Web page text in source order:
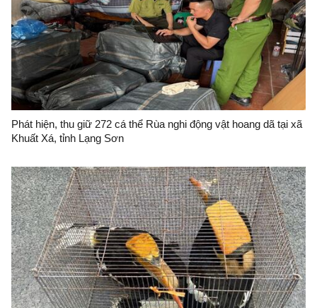
Phát hiện, thu giữ 272 cá thể Rùa nghi động vật hoang dã tại xã
Khuất Xá, tỉnh Lạng Sơn